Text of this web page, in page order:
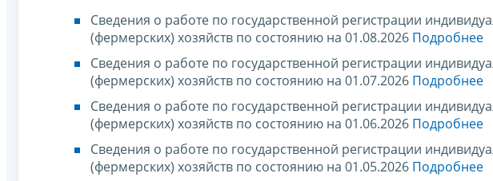
Сведения о работе по государственной регистрации
(фермерских) хозяйств по состоянию на 01.08.2026 Подробнее
Сведения о работе по государственной регистрации
(фермерских) хозяйств по состоянию на 01.07.2026 Подробнее
Сведения о работе по государственной регистрации
(фермерских) хозяйств по состоянию на 01.06.2026 Подробнее
Сведения о работе по государственной регистрации
(фермерских) хозяйств по состоянию на 01.05.2026 Подробнее